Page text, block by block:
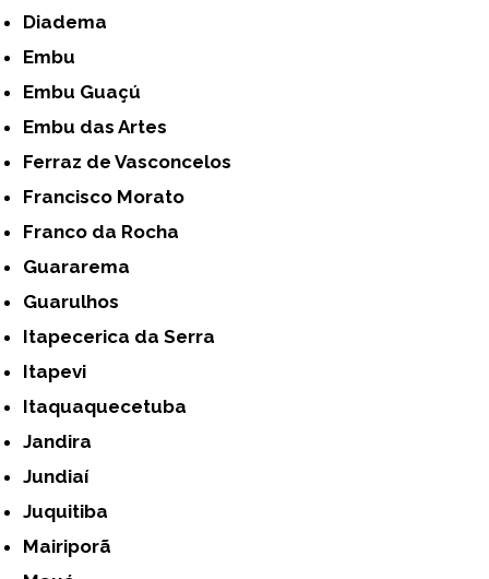
Diadema
Embu
Embu Guaçú
Embu das Artes
Ferraz de Vasconcelos
Francisco Morato
Franco da Rocha
Guararema
Guarulhos
Itapecerica da Serra
Itapevi
Itaquaquecetuba
Jandira
Jundiaí
Juquitiba
Mairiporã